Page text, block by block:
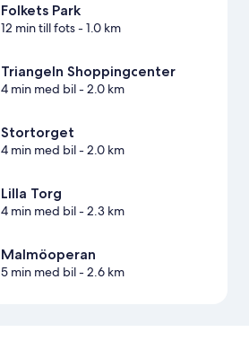
Folkets Park
12 min till fots- 1.0 km
Triangeln Shoppingcenter
4 min med bil- 2.0 km
Stortorget
4 min med bil- 2.0 km
Lilla Torg
4 min med bil- 2.3 km
Malmöoperan
5 min med bil- 2.6 km